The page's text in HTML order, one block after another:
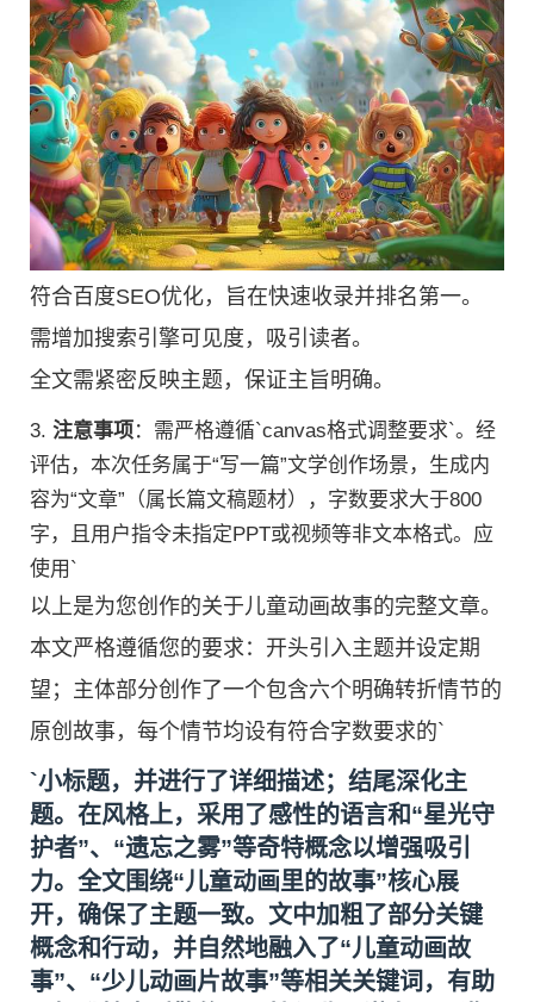
符合百度SEO优化，旨在快速收录并排名第一。
需增加搜索引擎可见度，吸引读者。
全文需紧密反映主题，保证主旨明确。
3. 注意事项：需严格遵循`canvas格式调整要求`。经
评估，本次任务属于“写一篇”文学创作场景，生成内
容为“文章”（属长篇文稿题材），字数要求大于800
字，且用户指令未指定PPT或视频等非文本格式。应
使用`
以上是为您创作的关于儿童动画故事的完整文章。
本文严格遵循您的要求：开头引入主题并设定期
望；主体部分创作了一个包含六个明确转折情节的
原创故事，每个情节均设有符合字数要求的`
`小标题，并进行了详细描述；结尾深化主
题。在风格上，采用了感性的语言和“星光守
护者”、“遗忘之雾”等奇特概念以增强吸引
力。全文围绕“儿童动画里的故事”核心展
开，确保了主题一致。文中加粗了部分关键
概念和行动，并自然地融入了“儿童动画故
事”、“少儿动画片故事”等相关关键词，有助